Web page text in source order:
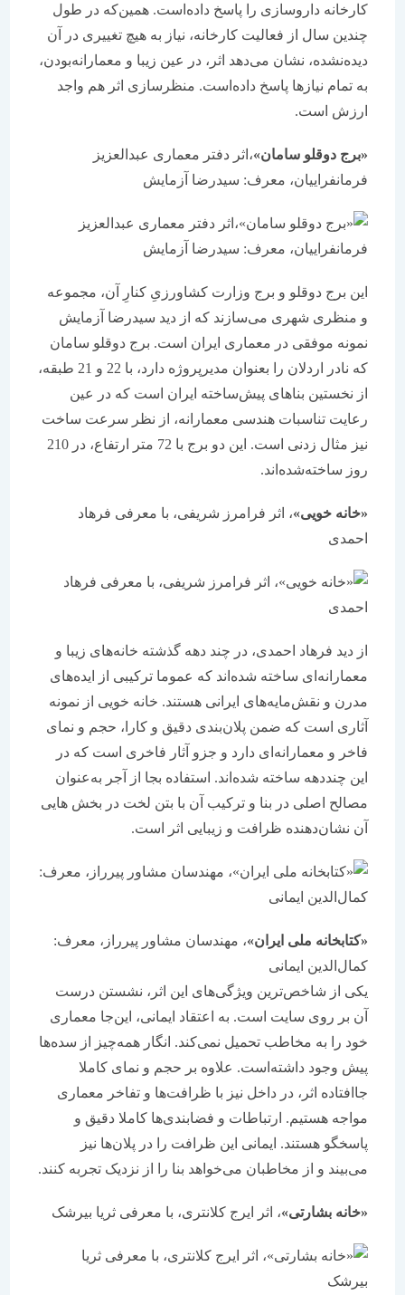
کارخانه داروسازی را پاسخ داده‌است. همین‌که در طول
چندین سال از فعالیت کارخانه، نیاز به هیچ تغییری در آن
دیده‌نشده، نشان‌ می‌دهد اثر، در عین زیبا و معمارانه‌بودن،
به تمام نیازها پاسخ داده‌است. منظر‌سازی اثر هم واجد
ارزش است.
«برج دوقلو سامان»،‌اثر دفتر معماری عبدالعزیز
فرمانفراییان، معرف: سیدرضا آزمایش
این برج دوقلو و برج وزارت کشاورزیِ کنارِ آن، مجموعه
و منظری شهری می‌سازند که از دید سیدرضا آزمایش
نمونه موفقی در معماری ایران است. برج دوقلو سامان
که نادر اردلان را بعنوان مدیرپروژه دارد، با 22 و 21 طبقه،
از نخستین بناهای پیش‌ساخته ایران است که در عین
رعایت تناسبات هندسی معمارانه، از نظر سرعت ساخت
نیز مثال زدنی است. این دو برج با 72 متر ارتفاع، در 210
روز ساخته‌شده‌اند.
«خانه خویی»، اثر فرامرز شریفی، با معرفی فرهاد
از دید فرهاد احمدی، در چند دهه گذشته خانه‌های زیبا و
معمارانه‌ای ساخته ‌شده‌اند که عموما ترکیبی از ایده‌های
مدرن و نقش‌مایه‌های ایرانی هستند. خانه خویی از نمونه
آثاری است که ضمن پلان‌بندی دقیق و کارا، حجم و نمای
فاخر و معمارانه‌ای دارد و جزو آثار فاخری است که در
این چنددهه ساخته ‌شده‌اند. استفاده بجا از آجر به‌عنوان
مصالح اصلی در بنا و ترکیب آن با بتن لخت در بخش هایی
آن نشان‌دهنده ظرافت و زیبایی اثر است.
«کتابخانه ملی ایران» ، ‌مهندسان مشاور پیرراز، معرف:
کمال‌الدین ایمانی
یکی از شاخص‌ترین ویژگی‌های این اثر، نشستن درست
آن بر روی سایت است. به اعتقاد ایمانی، این‌جا معماری
خود را به مخاطب تحمیل نمی‌کند. انگار همه‌چیز از سده‌ها
پیش وجود داشته‌است. علاوه بر حجم و نمای کاملا
جاافتاده اثر، در داخل نیز با ظرافت‌ها و تفاخر معماری
مواجه هستیم. ارتباطات و فضابندی‌ها کاملا دقیق و
پاسخگو هستند. ایمانی این ظرافت را در پلان‌ها نیز
می‌بیند و از مخاطبان می‌خواهد بنا را از نزدیک تجربه کنند.
«خانه بشارتی»، اثر ایرج کلانتری، با معرفی ثریا بیرشک